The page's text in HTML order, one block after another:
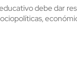
debe dar